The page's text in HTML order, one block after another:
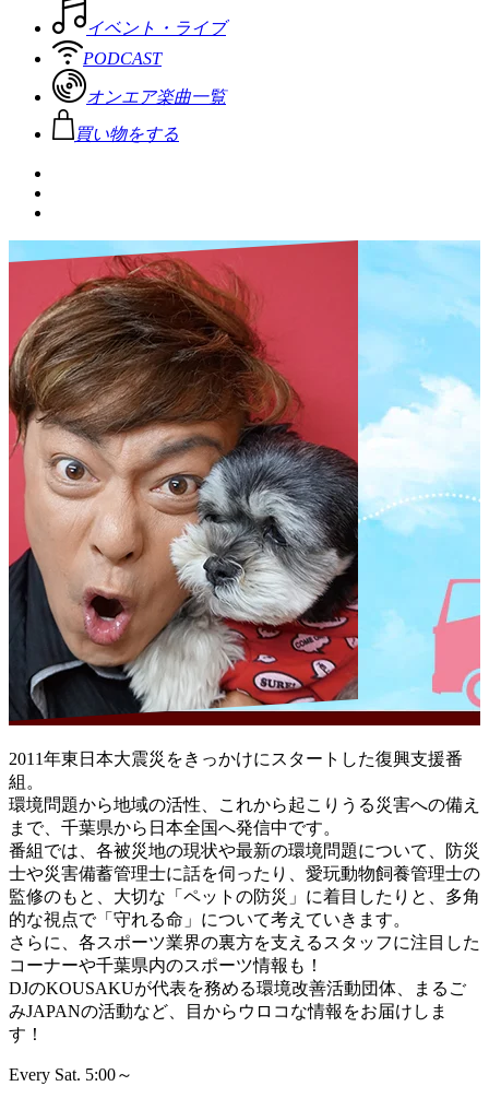
イベント・ライブ
PODCAST
オンエア楽曲一覧
買い物をする
2011年東日本大震災をきっかけにスタートした復興支援番
組。
環境問題から地域の活性、これから起こりうる災害への備え
まで、千葉県から日本全国へ発信中です。
番組では、各被災地の現状や最新の環境問題について、防災
士や災害備蓄管理士に話を伺ったり、愛玩動物飼養管理士の
監修のもと、大切な「ペットの防災」に着目したりと、多角
的な視点で「守れる命」について考えていきます。
さらに、各スポーツ業界の裏方を支えるスタッフに注目した
コーナーや千葉県内のスポーツ情報も！
DJのKOUSAKUが代表を務める環境改善活動団体、まるご
みJAPANの活動など、目からウロコな情報をお届けしま
す！
Every Sat. 5:00～